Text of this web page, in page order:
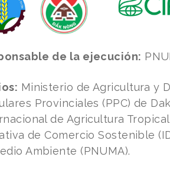
de la ejecución:
Ministerio de Agricultura y
Provinciales (PPC) de
de Agricultura
de Comercio Sostenible
Ambiente (PNUMA).